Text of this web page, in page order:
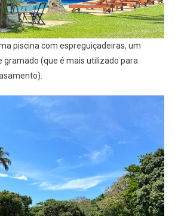
piscina com espreguiçadeiras, um
gramado (que é mais utilizado para